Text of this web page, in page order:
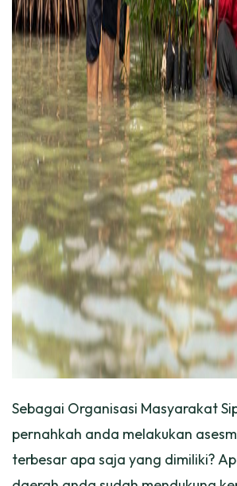
Sebagai Organisasi Masyarakat
pernahkah anda melakukan
terbesar apa saja yang dimiliki?